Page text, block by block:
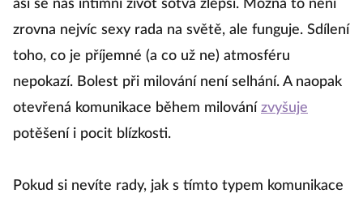
asi se náš intimní život sotva zlepší. Možná to není
zrovna nejvíc sexy rada na světě, ale funguje. Sdílení
toho, co je příjemné (a co už ne) atmosféru
nepokazí. Bolest při milování není selhání. A naopak
otevřená komunikace během milování zvyšuje
potěšení i pocit blízkosti.
Pokud si nevíte rady, jak s tímto typem komunikace